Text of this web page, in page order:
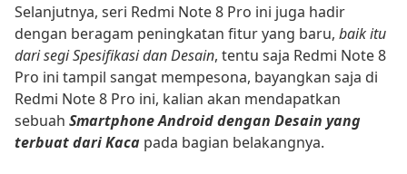
Selanjutnya, seri Redmi Note 8 Pro ini juga hadir
dengan beragam peningkatan fitur yang baru, baik itu
dari segi Spesifikasi dan Desain, tentu saja Redmi Note 8
Pro ini tampil sangat mempesona, bayangkan saja di
Redmi Note 8 Pro ini, kalian akan mendapatkan
sebuah Smartphone Android dengan Desain yang
terbuat dari Kaca pada bagian belakangnya.